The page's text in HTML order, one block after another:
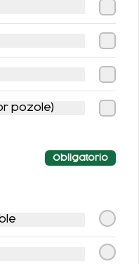
pozole)
Obligatorio